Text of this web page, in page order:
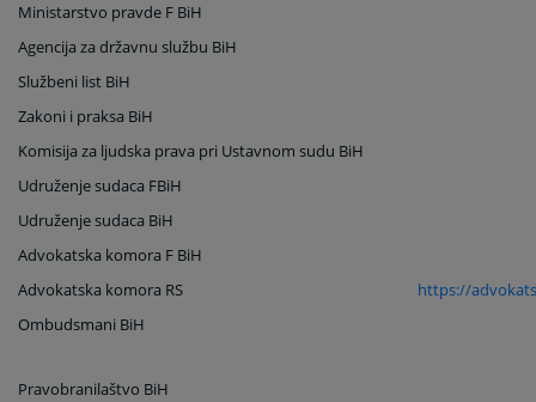
Ministarstvo pravde F BiH
Agencija za državnu službu BiH
Službeni list BiH
Zakoni i praksa BiH
Komisija za ljudska prava pri Ustavnom sudu BiH
Udruženje sudaca FBiH
Udruženje sudaca BiH
Advokatska komora F BiH
Advokatska komora RS
https://
Ombudsmani BiH
Pravobranilaštvo BiH